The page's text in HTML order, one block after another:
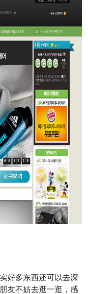
好多东西还可以去深
友不妨去逛一逛，感